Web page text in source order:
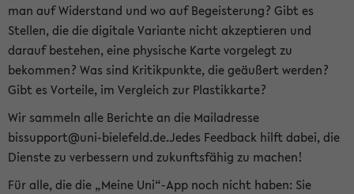
man auf Widerstand und wo auf Begeisterung? Gibt es
Stellen, die die digitale Variante nicht akzeptieren und
darauf bestehen, eine physische Karte vorgelegt zu
bekommen? Was sind Kritikpunkte, die geäußert werden?
Gibt es Vorteile, im Vergleich zur Plastikkarte?
Wir sammeln alle Berichte an die Mailadresse
bissupport@uni-bielefeld.de.Jedes Feedback hilft dabei, die
Dienste zu verbessern und zukunftsfähig zu machen!
Für alle, die die „Meine Uni“-App noch nicht haben: Sie